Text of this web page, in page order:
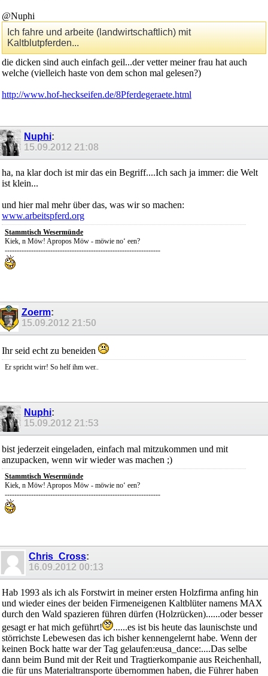
@Nuphi
Ich fahre und arbeite (landwirtschaftlich) mit
Kaltblutpferden...
die dicken sind auch einfach geil...der vetter meiner frau hat auch
welche (vielleich haste von dem schon mal gelesen?)
http://www.hof-heckseifen.de/8Pferdegeraete.html
Nuphi:
15.09.201221:08
ha, na klar doch ist mir das ein Begriff....Ich sach ja immer: die Welt
ist klein...
und hier mal mehr über das, was wir so machen:
www.arbeitspferd.org
Stammtisch Wesermünde
Kiek, n Möw! Apropos Möw - möwie no‘ een?
-----------------------------------------------------------------
Zoerm:
15.09.2012 21:50
Ihr seid echt zu beneiden
Er spricht wirr! So helf ihm wer..
Nuphi:
15.09.201221:53
bist jederzeit eingeladen, einfach mal mitzukommen und mit
anzupacken, wenn wir wieder was machen ;)
Stammtisch Wesermünde
Kiek, n Möw! Apropos Möw - möwie no‘ een?
-----------------------------------------------------------------
Chris_Cross:
16.09.2012 00:13
Hab 1993 als ich als Forstwirt in meiner ersten Holzfirma anfing hin
und wieder eines der beiden Firmeneigenen Kaltblüter namens MAX
durch den Wald spazieren führen dürfen (Holzrücken)......oder besser
gesagt er hat mich geführt!
......es ist bis heute das launischste und
störrichste Lebewesen das ich bisher kennengelernt habe. Wenn der
keinen Bock hatte war der Tag gelaufen:eusa_dance:....Das selbe
dann beim Bund mit der Reit und Tragtierkompanie aus Reichenhall,
die für uns Materialtransporte übernommen haben, die Führer haben